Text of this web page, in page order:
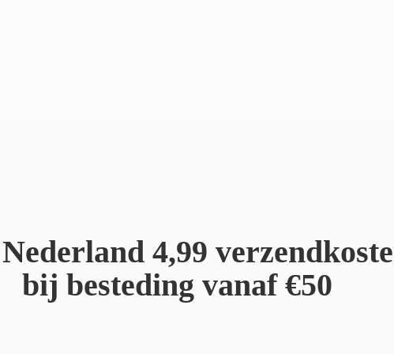
4,99
bij besteding vanaf €50